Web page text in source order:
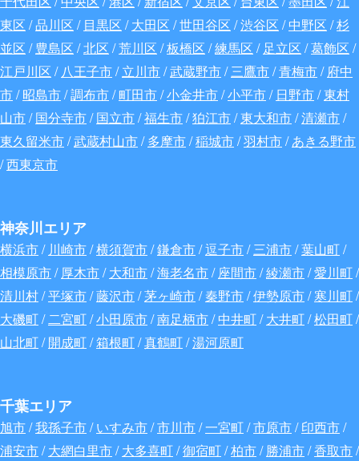
東区 /品川区 / 目黒区 /大田区 /世田谷区 /渋谷区 /中野区 /杉
並区 /豊島区 /北区 /荒川区 /板橋区 /練馬区 / 足立区 /葛飾区 /
江戸川区 / 八王子市/立川市/武蔵野市/三鷹市/青梅市/ 府中
市/昭島市/調布市/町田市/小金井市/小平市/ 日野市/東村
山市/国分寺市/国立市/福生市/狛江市/東大和市/清瀬市/
東久留米市/武蔵村山市/多摩市/稲城市/羽村市/あきる野市
/西東京市
神奈川エリア
横浜市/ 川崎市/横須賀市/鎌倉市/逗子市/三浦市/葉山町/
相模原市/厚木市/大和市/海老名市/座間市/綾瀬市/愛川町/
清川村/平塚市/藤沢市/茅ヶ崎市/秦野市/伊勢原市/寒川町/
大磯町/二宮町/小田原市/南足柄市/中井町/大井町/松田町/
山北町/開成町/箱根町/真鶴町/湯河原町
千葉エリア
旭市/我孫子市/いすみ市/市川市/一宮町/市原市/印西市/
浦安市/大網白里市/大多喜町/御宿町/柏市/勝浦市/香取市/